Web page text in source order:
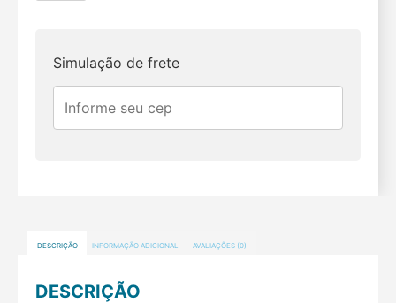
Simulação de frete
DESCRIÇÃO INFORMAÇÃO ADICIONAL AVALIAÇÕES (0)
DESCRIÇÃO